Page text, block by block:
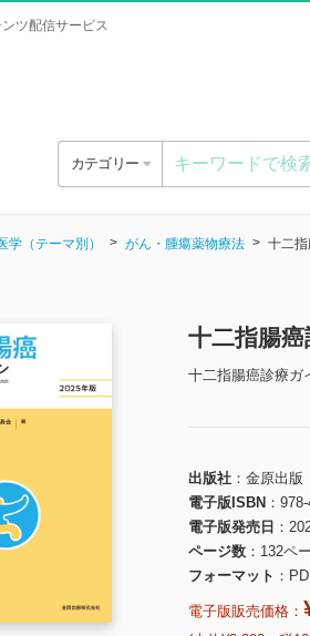
ツ配信サービス
カテゴリー
学（テーマ別） がん・腫瘍薬物療法 十二
十二指腸
十二指腸癌診療ガ
出版社
金原出版
電子版ISBN
電子版発売日
ページ数
132ペ
フォーマット
電子版販売価格：